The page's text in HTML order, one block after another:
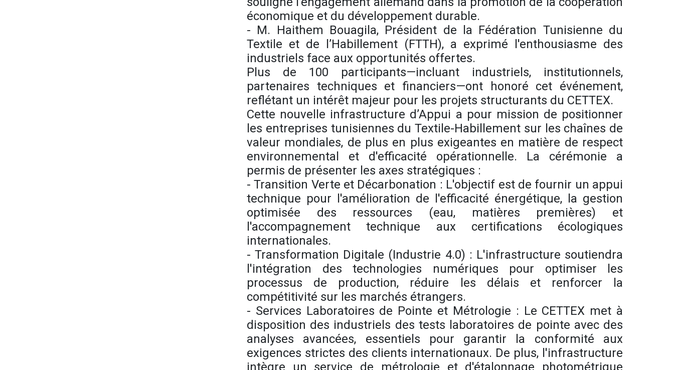
économique et du développement durable.
- M. Haithem Bouagila, Président de la Fédération Tunisienne du
Textile et de l’Habillement (FTTH), a exprimé l'enthousiasme des
industriels face aux opportunités offertes.
Plus de 100 participants—incluant industriels, institutionnels,
partenaires techniques et financiers—ont honoré cet événement,
reflétant un intérêt majeur pour les projets structurants du CETTEX.
Cette nouvelle infrastructure d’Appui a pour mission de positionner
les entreprises tunisiennes du Textile-Habillement sur les chaînes de
valeur mondiales, de plus en plus exigeantes en matière de respect
environnemental et d'efficacité opérationnelle. La cérémonie a
permis de présenter les axes stratégiques :
- Transition Verte et Décarbonation : L'objectif est de fournir un appui
technique pour l'amélioration de l'efficacité énergétique, la gestion
optimisée des ressources (eau, matières premières) et
l'accompagnement technique aux certifications écologiques
internationales.
- Transformation Digitale (Industrie 4.0) : L'infrastructure soutiendra
l'intégration des technologies numériques pour optimiser les
processus de production, réduire les délais et renforcer la
compétitivité sur les marchés étrangers.
- Services Laboratoires de Pointe et Métrologie : Le CETTEX met à
disposition des industriels des tests laboratoires de pointe avec des
analyses avancées, essentiels pour garantir la conformité aux
exigences strictes des clients internationaux. De plus, l'infrastructure
intègre un service de métrologie et d'étalonnage photométrique